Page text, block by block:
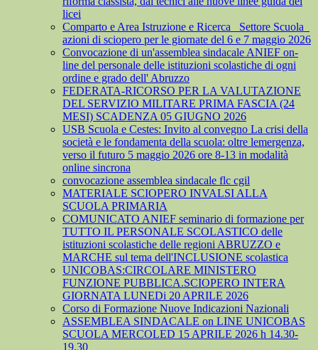
licei
Comparto e Area Istruzione e Ricerca_ Settore Scuola_
azioni di sciopero per le giornate del 6 e 7 maggio 2026
Convocazione di un'assemblea sindacale ANIEF on-
line del personale delle istituzioni scolastiche di ogni
ordine e grado dell' Abruzzo
FEDERATA-RICORSO PER LA VALUTAZIONE
DEL SERVIZIO MILITARE PRIMA FASCIA (24
MESI) SCADENZA 05 GIUGNO 2026
USB Scuola e Cestes: Invito al convegno La crisi della
società e le fondamenta della scuola: oltre lemergenza,
verso il futuro 5 maggio 2026 ore 8-13 in modalità
online sincrona
convocazione assemblea sindacale flc cgil
MATERIALE SCIOPERO INVALSI ALLA
SCUOLA PRIMARIA
COMUNICATO ANIEF seminario di formazione per
TUTTO IL PERSONALE SCOLASTICO delle
istituzioni scolastiche delle regioni ABRUZZO e
MARCHE sul tema dell'INCLUSIONE scolastica
UNICOBAS:CIRCOLARE MINISTERO
FUNZIONE PUBBLICA.SCIOPERO INTERA
GIORNATA LUNEDi 20 APRILE 2026
Corso di Formazione Nuove Indicazioni Nazionali
ASSEMBLEA SINDACALE on LINE UNICOBAS
SCUOLA MERCOLED 15 APRILE 2026 h 14.30-
19.30